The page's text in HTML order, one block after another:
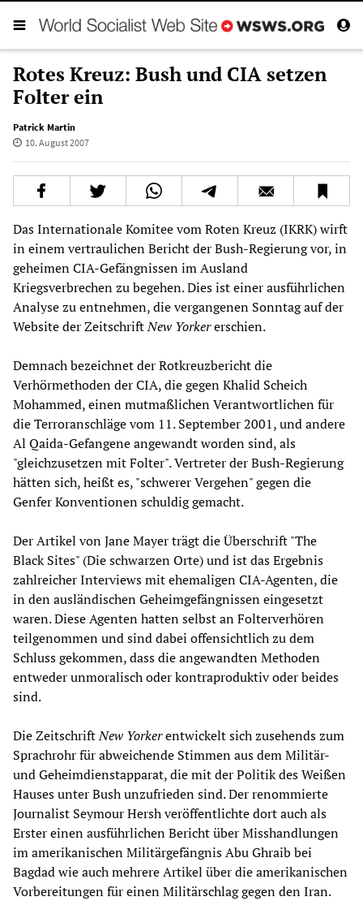
Rotes Kreuz: Bush und CIA setzen
Folter ein
Patrick Martin
10. August 2007
Das Internationale Komitee vom Roten Kreuz (IKRK) wirft
in einem vertraulichen Bericht der Bush-Regierung vor, in
geheimen CIA-Gefängnissen im Ausland
Kriegsverbrechen zu begehen. Dies ist einer ausführlichen
Analyse zu entnehmen, die vergangenen Sonntag auf der
Website der ZeitschriftNew Yorkererschien.
Demnach bezeichnet der Rotkreuzbericht die
Verhörmethoden der CIA, die gegen Khalid Scheich
Mohammed, einen mutmaßlichen Verantwortlichen für
die Terroranschläge vom 11. September 2001, und andere
Al Qaida-Gefangene angewandt worden sind, als
"gleichzusetzen mit Folter". Vertreter der Bush-Regierung
hätten sich, heißt es, "schwerer Vergehen" gegen die
Genfer Konventionen schuldig gemacht.
Der Artikel von Jane Mayer trägt die Überschrift "The
Black Sites" (Die schwarzen Orte) und ist das Ergebnis
zahlreicher Interviews mit ehemaligen CIA-Agenten, die
in den ausländischen Geheimgefängnissen eingesetzt
waren. Diese Agenten hatten selbst an Folterverhören
teilgenommen und sind dabei offensichtlich zu dem
Schluss gekommen, dass die angewandten Methoden
entweder unmoralisch oder kontraproduktiv oder beides
sind.
Die ZeitschriftNew Yorkerentwickelt sich zusehends zum
Sprachrohr für abweichende Stimmen aus dem Militär-
und Geheimdienstapparat, die mit der Politik des Weißen
Hauses unter Bush unzufrieden sind. Der renommierte
Journalist Seymour Hersh veröffentlichte dort auch als
Erster einen ausführlichen Bericht über Misshandlungen
im amerikanischen Militärgefängnis Abu Ghraib bei
Bagdad wie auch mehrere Artikel über die amerikanischen
Vorbereitungen für einen Militärschlag gegen den Iran.